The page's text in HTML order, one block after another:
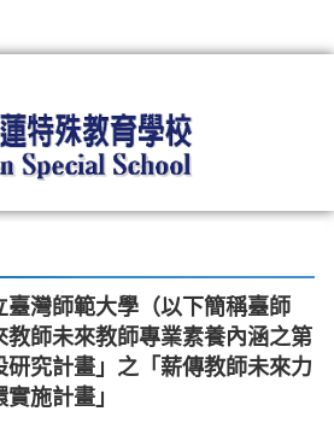
灣師範大學（以下簡稱臺師
師未來教師專業素養內涵之第
究計畫」之「薪傳教師未來力
施計畫」